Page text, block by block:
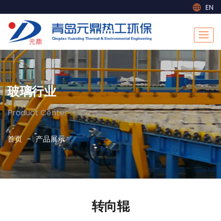
EN
玻璃行业
Product Center
首页 产品展示
转向辊